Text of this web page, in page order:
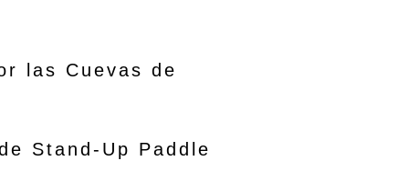
las Cuevas de
Stand-Up Paddle